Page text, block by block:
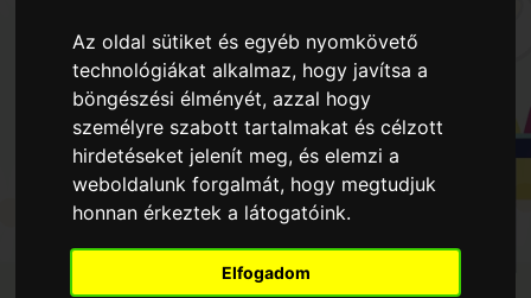
Az oldal sütiket és egyéb nyomkövető
technológiákat alkalmaz, hogy javítsa a
böngészési élményét, azzal hogy
személyre szabott tartalmakat és célzott
hirdetéseket jelenít meg, és elemzi a
weboldalunk forgalmát, hogy megtudjuk
honnan érkeztek a látogatóink.
Elfogadom